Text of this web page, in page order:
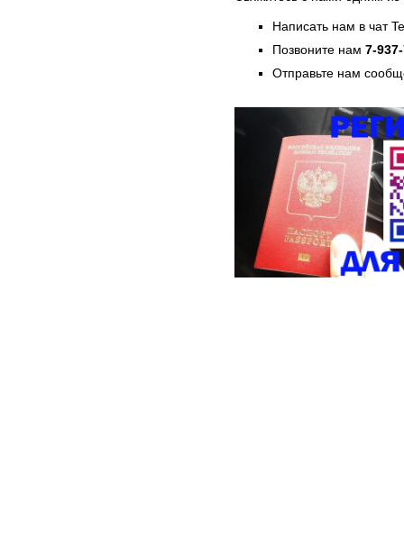
Написать нам в чат
Позвоните нам 7-
Отправьте нам